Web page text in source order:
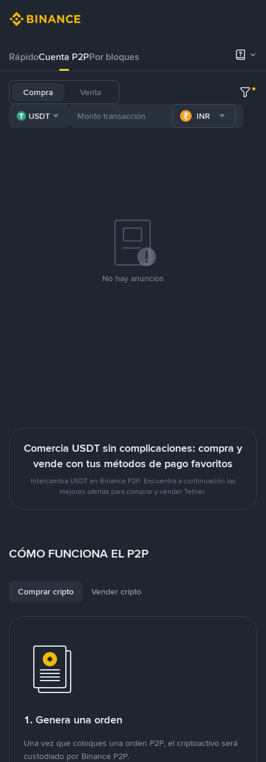
RápidoCuenta P2PPor bloques
Compra Venta
USDT INR
No hay anuncios
Comercia USDT sin complicaciones: compra y
vende con tus métodos de pago favoritos
Intercambia USDT en Binance P2P. Encuentra a continuación las
mejores ofertas para comprar y vender Tether.
CÓMO FUNCIONA EL P2P
Comprar cripto Vender cripto
1. Genera una orden
Una vez que coloques una orden P2P, el criptoactivo será
custodiado por Binance P2P.